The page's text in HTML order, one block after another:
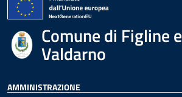
Comune di Figline
Valdarno
AMMINISTRAZIONE